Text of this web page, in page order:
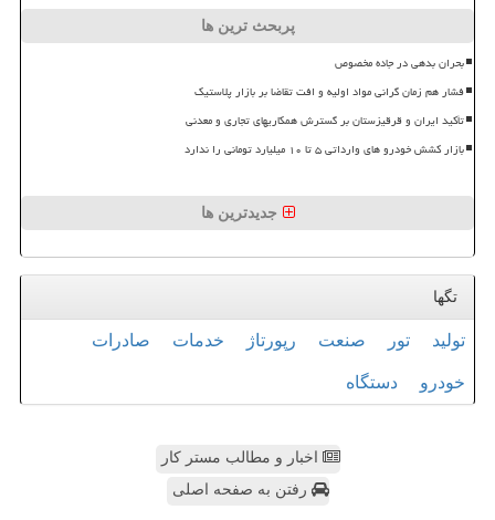
پربحث ترین ها
بحران بدهی در جاده مخصوص
فشار هم زمان گرانی مواد اولیه و افت تقاضا بر بازار پلاستیک
تأکید ایران و قرقیزستان بر گسترش همکاریهای تجاری و معدنی
بازار کشش خودرو های وارداتی ۵ تا ۱۰ میلیارد تومانی را ندارد
جدیدترین ها
تگها
تولید تور صنعت رپورتاژ خدمات صادرات
خودرو دستگاه
اخبار و مطالب مستر کار
رفتن به صفحه اصلی